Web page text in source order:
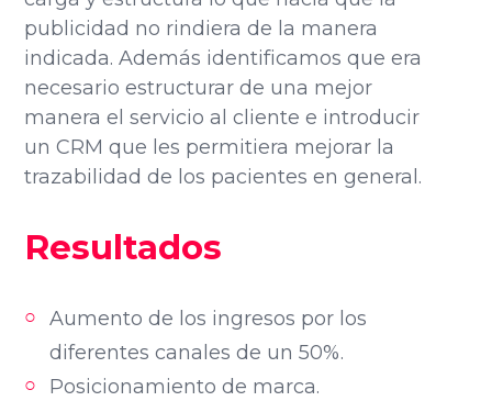
publicidad no rindiera de la manera
indicada. Además identificamos que era
necesario estructurar de una mejor
manera el servicio al cliente e introducir
un CRM que les permitiera mejorar la
trazabilidad de los pacientes en general.
Resultados
Aumento de los ingresos por los
diferentes canales de un 50%.
Posicionamiento de marca.